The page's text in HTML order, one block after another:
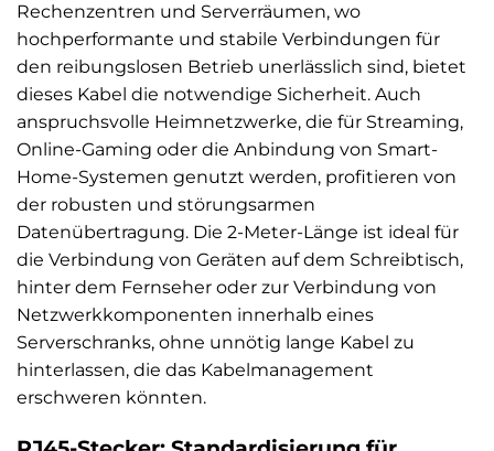
Rechenzentren und Serverräumen, wo
hochperformante und stabile Verbindungen für
den reibungslosen Betrieb unerlässlich sind, bietet
dieses Kabel die notwendige Sicherheit. Auch
anspruchsvolle Heimnetzwerke, die für Streaming,
Online-Gaming oder die Anbindung von Smart-
Home-Systemen genutzt werden, profitieren von
der robusten und störungsarmen
Datenübertragung. Die 2-Meter-Länge ist ideal für
die Verbindung von Geräten auf dem Schreibtisch,
hinter dem Fernseher oder zur Verbindung von
Netzwerkkomponenten innerhalb eines
Serverschranks, ohne unnötig lange Kabel zu
hinterlassen, die das Kabelmanagement
erschweren könnten.